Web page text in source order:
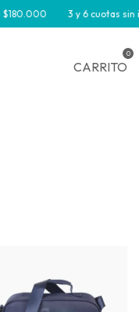
3 y 6 cuotas sin
CARRITO
0